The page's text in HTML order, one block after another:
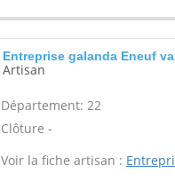
Entreprise galanda Eneuf
Artisan
Département: 22
Clôture -
Voir la fiche artisan :